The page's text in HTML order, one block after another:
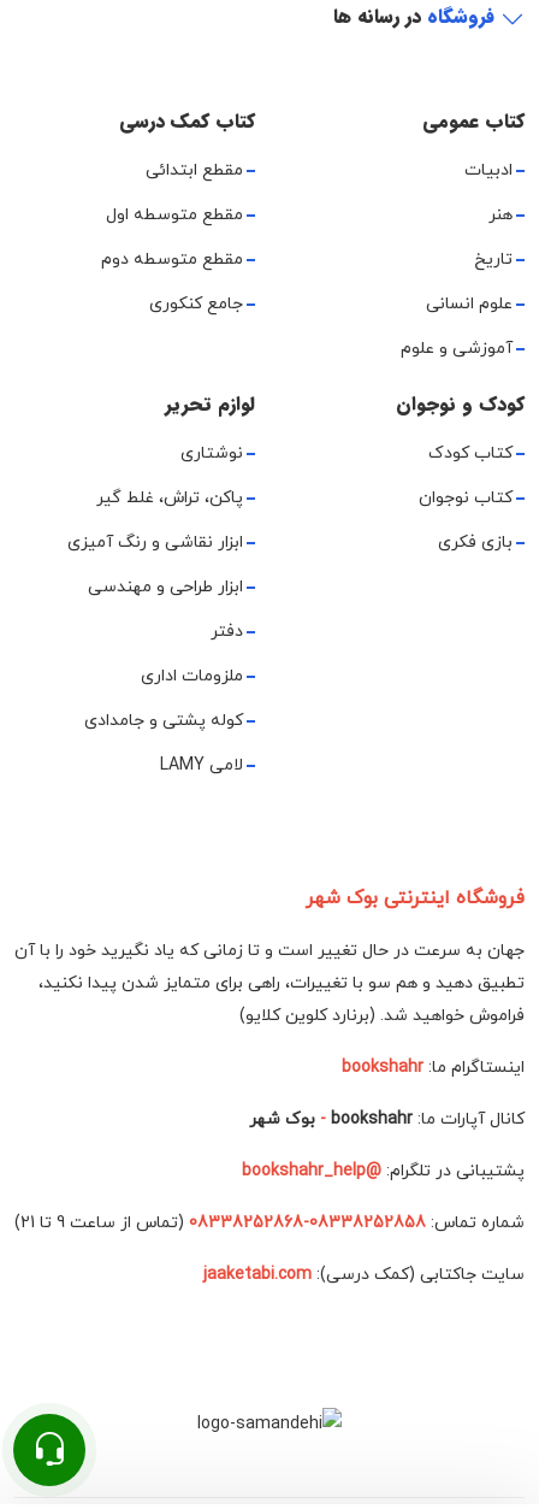
فروشگاه در رسانه ها
کتاب عمومی
ادبیات
هنر
تاریخ
علوم انسانی
آموزشی و علوم
کتاب کمک درسی
مقطع ابتدائی
مقطع متوسطه اول
مقطع متوسطه دوم
جامع کنکوری
کودک و نوجوان
کتاب کودک
کتاب نوجوان
بازی فکری
لوازم تحریر
نوشتاری
پاکن، تراش، غلط گیر
ابزار نقاشی و رنگ آمیزی
ابزار طراحی و مهندسی
دفتر
ملزومات اداری
کوله پشتی و جامدادی
لامی LAMY
فروشگاه اینترنتی بوک شهر
جهان به سرعت در حال تغییر است و تا زمانی که یاد نگیرید خود را با آن
تطبیق دهید و هم سو با تغییرات، راهی برای متمایز شدن پیدا نکنید،
فراموش خواهید شد. (برنارد کلوین کلایو)
اینستاگرام ما: bookshahr
کانال آپارات ما: bookshahr
- بوک شهر
پشتیبانی در تلگرام: @bookshahr_help
شماره تماس: 08338252858-08338252868 (تماس از ساعت 9 تا 21)
سایت جاکتابی (کمک درسی): jaaketabi.com